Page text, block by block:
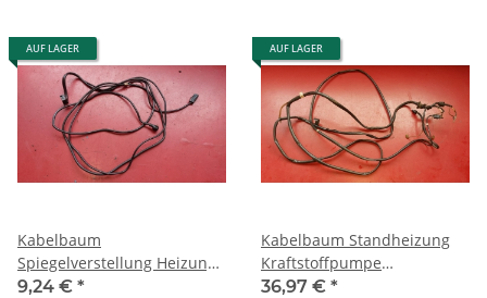
AUF LAGER
Kabelbaum
Spiegelverstellung Heizung
Mercedes W126 SE SEL SEC
9,24 € *
AUF LAGER
Kabelbaum Standheizung
Kraftstoffpumpe
Benzinpumpe Mercedes
36,97 € *